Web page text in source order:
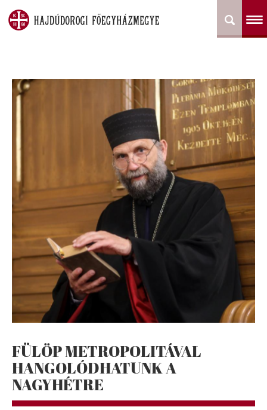
FÜLÖP METROPOLITÁVAL
HANGOLÓDHATUNK A
NAGYHÉTRE